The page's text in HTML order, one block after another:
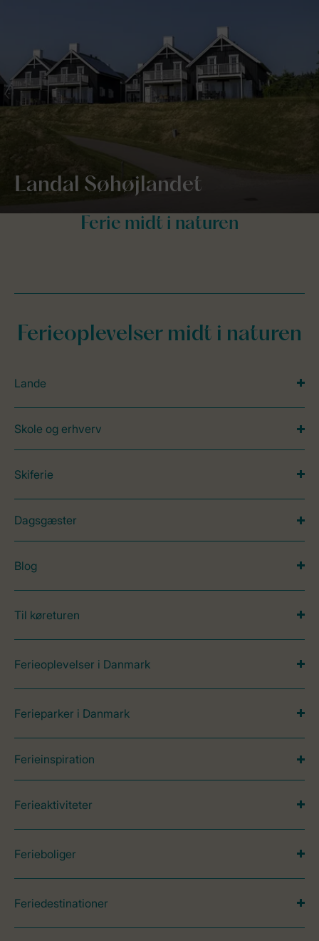
Landal Søhøjlandet
Ferieoplevelser midt i naturen
Lande
Skole og erhverv
Skiferie
Dagsgæster
Blog
Til køreturen
Ferieoplevelser i Danmark
Ferieparker i Danmark
Ferieinspiration
Ferieaktiviteter
Ferieboliger
Feriedestinationer